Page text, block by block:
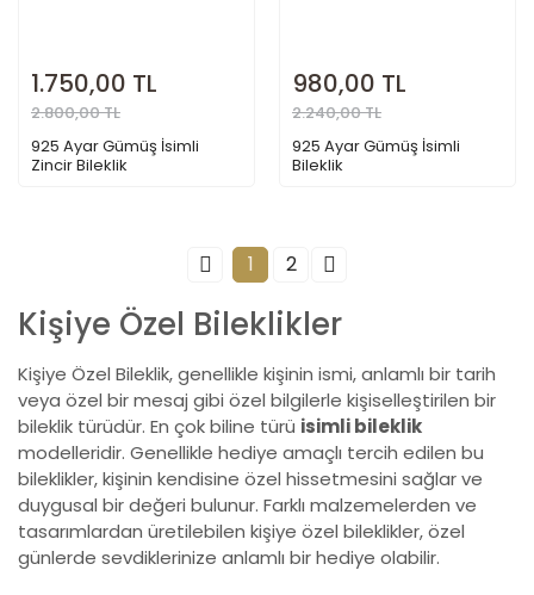
1.750,00 TL
2.800,00 TL
925 Ayar Gümüş İsimli
Zincir Bileklik
980,00 TL
2.240,00 TL
925 Ayar Gümüş İsimli
Bileklik
1 2
Kişiye Özel Bileklikler
Kişiye Özel Bileklik, genellikle kişinin ismi, anlamlı bir tarih
veya özel bir mesaj gibi özel bilgilerle kişiselleştirilen bir
bileklik türüdür. En çok biline türü isimli bileklik
modelleridir. Genellikle hediye amaçlı tercih edilen bu
bileklikler, kişinin kendisine özel hissetmesini sağlar ve
duygusal bir değeri bulunur. Farklı malzemelerden ve
tasarımlardan üretilebilen kişiye özel bileklikler, özel
günlerde sevdiklerinize anlamlı bir hediye olabilir.